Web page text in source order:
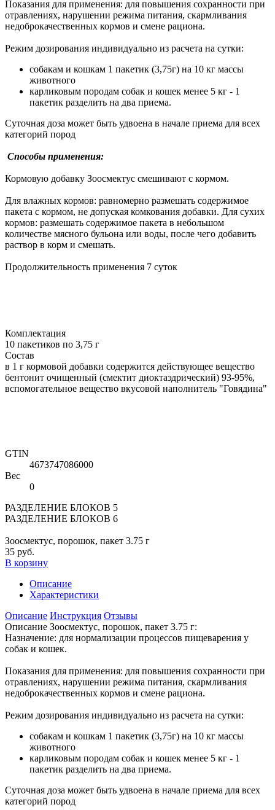
Показания для применения: для повышения сохранности при
отравлениях, нарушении режима питания, скармливания
недоброкачественных кормов и смене рациона.
Режим дозирования индивидуально из расчета на сутки:
собакам и кошкам 1 пакетик (3,75г) на 10 кг массы
животного
карликовым породам собак и кошек менее 5 кг - 1
пакетик разделить на два приема.
Суточная доза может быть удвоена в начале приема для всех
категорий пород
Способы применения:
Кормовую добавку Зоосмектус смешивают с кормом.
Для влажных кормов: равномерно размешать содержимое
пакета с кормом, не допуская комкования добавки. Для сухих
кормов: размешать содержимое пакета в небольшом
количестве мясного бульона или воды, после чего добавить
раствор в корм и смешать.
Продолжительность применения 7 суток
Комплектация
10 пакетиков по 3,75 г
Состав
в 1 г кормовой добавки содержится действующее вещество
бентонит очищенный (смектит диоктаэдрический) 93-95%,
вспомогательное вещество вкусовой наполнитель "Говядина"
GTIN
4673747086000
Вес
0
РАЗДЕЛЕНИЕ БЛОКОВ 5
РАЗДЕЛЕНИЕ БЛОКОВ 6
Зоосмектус, порошок, пакет 3.75 г
35 руб.
В корзину
Описание
Характеристики
Описание Инструкция Отзывы
Описание Зоосмектус, порошок, пакет 3.75 г:
Назначение: для нормализации процессов пищеварения у
собак и кошек.
Показания для применения: для повышения сохранности при
отравлениях, нарушении режима питания, скармливания
недоброкачественных кормов и смене рациона.
Режим дозирования индивидуально из расчета на сутки:
собакам и кошкам 1 пакетик (3,75г) на 10 кг массы
животного
карликовым породам собак и кошек менее 5 кг - 1
пакетик разделить на два приема.
Суточная доза может быть удвоена в начале приема для всех
категорий пород